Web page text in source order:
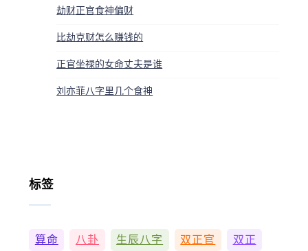
劫财正官食神偏财
比劫克财怎么赚钱的
正官坐禄的女命丈夫是谁
刘亦菲八字里几个食神
标签
算命 八卦 生辰八字 双正官 双正